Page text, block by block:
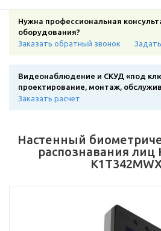
Нужна профессиональная
оборудования?
Заказать обратный звонок
Видеонаблюдение и СКУД «под
проектирование, монтаж,
Заказать расчет
Настенный
распознавания лиц